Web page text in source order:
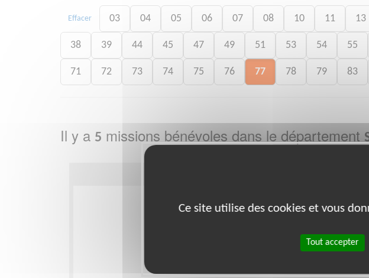
Effacer 03 04 05 06 07 08 10 11 13
38 39 44 45 47 49 51 53 54 55
71 72 73 74 75 76 77 78 79 83
Il y a 5 missions bénévoles dans le département
Exclusion &
Ce site utilise des cookies et vous
Tout accepter